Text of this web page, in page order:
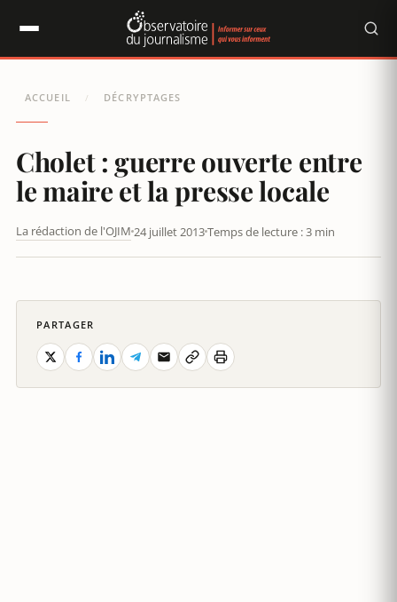
ACCUEIL / DÉCRYPTAGES
Cholet : guerre ouverte entre
le maire et la presse locale
La rédaction de l'OJIM 24 juillet 2013Temps de lecture : 3 min
PARTAGER
Panneau de gestion des cookies